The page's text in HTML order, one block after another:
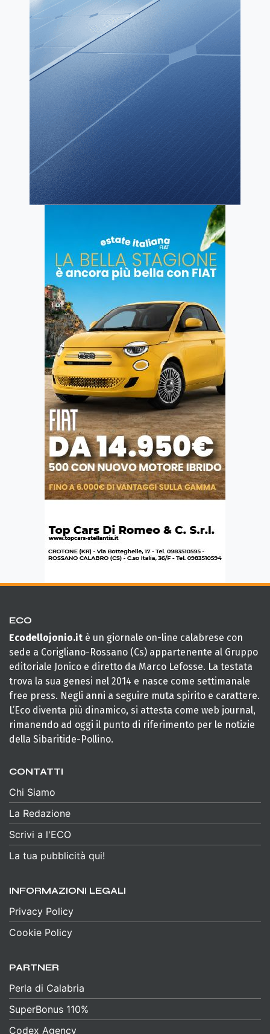
ECO
Ecodellojonio.it è un giornale on-line calabrese con
sede a Corigliano-Rossano (Cs) appartenente al Gruppo
editoriale Jonico e diretto da Marco Lefosse. La testata
trova la sua genesi nel 2014 e nasce come settimanale
free press. Negli anni a seguire muta spirito e carattere.
L’Eco diventa più dinamico, si attesta come web journal,
rimanendo ad oggi il punto di riferimento per le notizie
della Sibaritide-Pollino.
CONTATTI
Chi Siamo
La Redazione
Scrivi a l'ECO
La tua pubblicità qui!
INFORMAZIONI LEGALI
Privacy Policy
Cookie Policy
PARTNER
Perla di Calabria
SuperBonus 110%
Codex Agency